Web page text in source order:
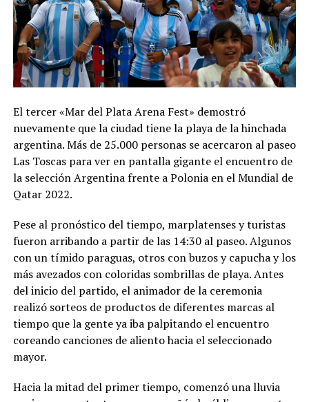
El tercer «Mar del Plata Arena Fest» demostró
nuevamente que la ciudad tiene la playa de la hinchada
argentina. Más de 25.000 personas se acercaron al paseo
Las Toscas para ver en pantalla gigante el encuentro de
la selección Argentina frente a Polonia en el Mundial de
Qatar 2022.
Pese al pronóstico del tiempo, marplatenses y turistas
fueron arribando a partir de las 14:30 al paseo. Algunos
con un tímido paraguas, otros con buzos y capucha y los
más avezados con coloridas sombrillas de playa. Antes
del inicio del partido, el animador de la ceremonia
realizó sorteos de productos de diferentes marcas al
tiempo que la gente ya iba palpitando el encuentro
coreando canciones de aliento hacia el seleccionado
mayor.
Hacia la mitad del primer tiempo, comenzó una lluvia